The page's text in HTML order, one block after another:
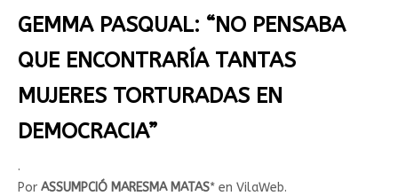
GEMMA PASQUAL: “NO PENSABA
QUE ENCONTRARÍA TANTAS
MUJERES TORTURADAS EN
DEMOCRACIA”
.
Por ASSUMPCIÓ MARESMA MATAS* en VilaWeb.